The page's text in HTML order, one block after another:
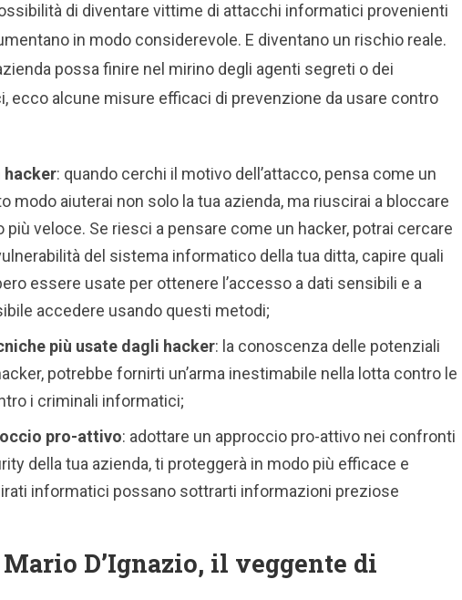
di diventare vittime di attacchi informatici provenienti
in modo considerevole. E diventano un rischio reale.
possa finire nel mirino degli agenti segreti o dei
ecco alcune misure efficaci di prevenzione da usare contro
hacker: quando cerchi il motivo dell’attacco, pensa come un
modo aiuterai non solo la tua azienda, ma riuscirai a bloccare
più veloce. Se riesci a pensare come un hacker, potrai cercare
del sistema informatico della tua ditta, capire quali
essere usate per ottenere l’accesso a dati sensibili e a
accedere usando questi metodi;
più usate dagli hacker: la conoscenza delle potenziali
potrebbe fornirti un’arma inestimabile nella lotta contro le
i criminali informatici;
pro-attivo: adottare un approccio pro-attivo nei confronti
della tua azienda, ti proteggerà in modo più efficace e
informatici possano sottrarti informazioni preziose
D’Ignazio, il veggente di